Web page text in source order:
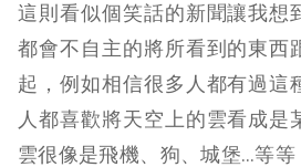
這則看似個笑話的新聞讓我想
都會不自主的將所看到的東西
起，例如相信很多人都有過這
人都喜歡將天空上的雲看成是
雲很像是飛機、狗、城堡…等